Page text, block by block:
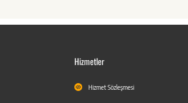
Hizmetler
Hizmet Sözleşmesi